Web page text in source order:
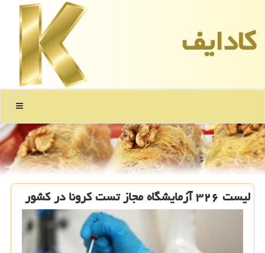
كادایف
منو
لیست ۳۲۶ آزمایشگاه مجاز تست کرونا در کشور